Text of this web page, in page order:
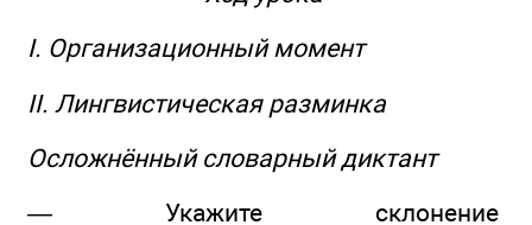
I. Организационный момент
II. Лингвистическая разминка
Осложнённый словарный диктант
— Укажите склонение